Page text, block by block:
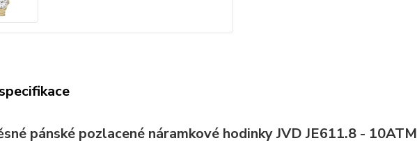
pánské pozlacené náramkové hodinky JVD JE611.8 - 10ATM